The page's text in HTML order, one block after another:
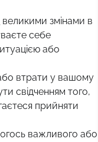
змінами в
себе
або
втрати у вашому
свідченням того,
прийняти
важливого або